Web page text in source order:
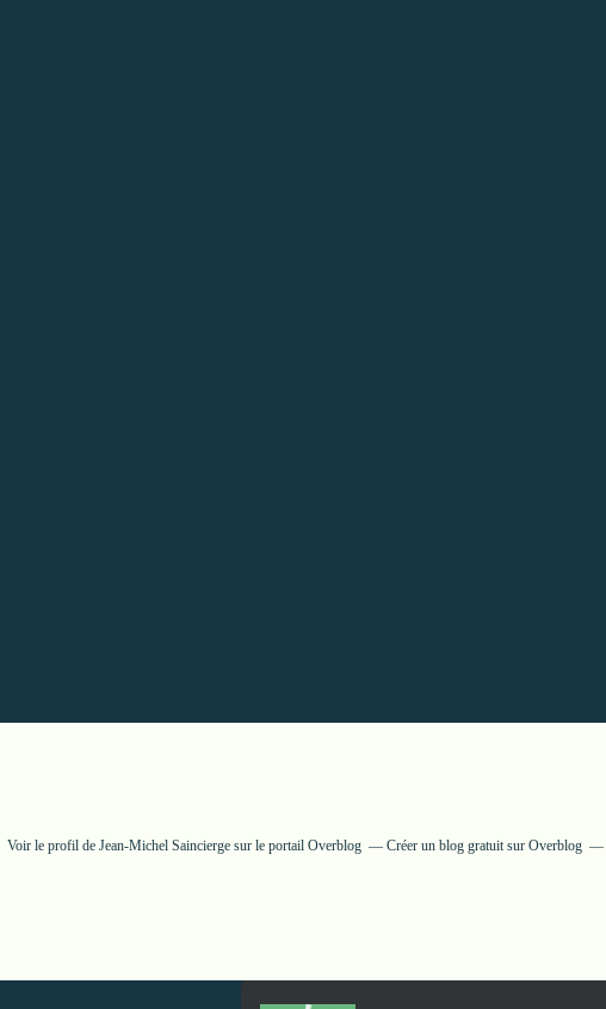
Voir le profil de Jean-Michel Sainciergesur le portail Overblog Créer un blog gratuit sur Overblog